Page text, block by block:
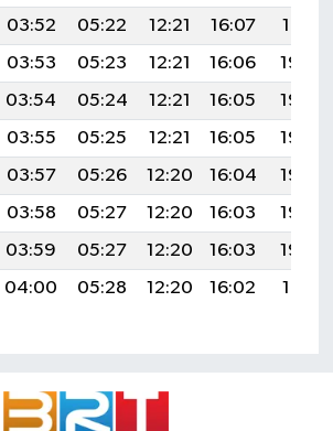
03:52 05:22 12:21 16:07
19:10
03:53 05:23 12:21 16:06
19:09
03:54 05:24 12:21 16:05
19:08
03:55 05:25 12:21 16:05
19:06
03:57 05:26 12:20 16:04
19:05
03:58 05:27 12:20 16:03
19:04
03:59 05:27 12:20 16:03
19:02
04:00 05:28 12:20 16:02 19:01